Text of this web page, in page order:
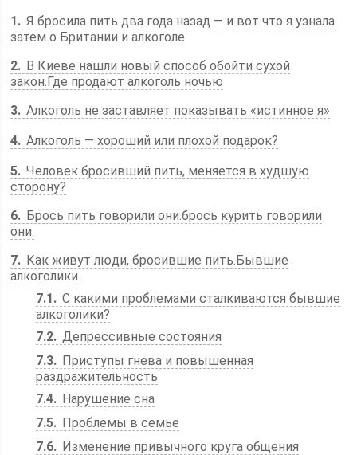
1
Я бросила пить два года назад — и вот что я узнала
затем о Британии и алкоголе
2
В Киеве нашли новый способ обойти сухой
закон.Где продают алкоголь ночью
3 Алкоголь не заставляет показывать «истинное я»
4 Алкоголь — хороший или плохой подарок?
5 Человек бросивший пить, меняется в худшую
сторону?
6
Брось пить говорили они.брось курить говорили
они.
7
Как живут люди, бросившие пить.Бывшие
алкоголики
7.1
С какими проблемами сталкиваются бывшие
алкоголики?
7.2 Депрессивные состояния
7.3
Приступы гнева и повышенная
раздражительность
7.4
Нарушение сна
7.5
Проблемы в семье
7.6
Изменение привычного круга общения